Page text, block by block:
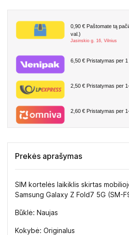
0,90 € Paštomate tą
val.)
Jasinskio g. 16, Vilnius
6,50 € Pristatymas per
2,50 € Pristatymas per
2,60 € Pristatymas per
Prekės aprašymas
SIM kortelės laikiklis skirtas
Samsung Galaxy Z Fold7 5G (SM-
Būklė: Naujas
Kokybė: Originalus